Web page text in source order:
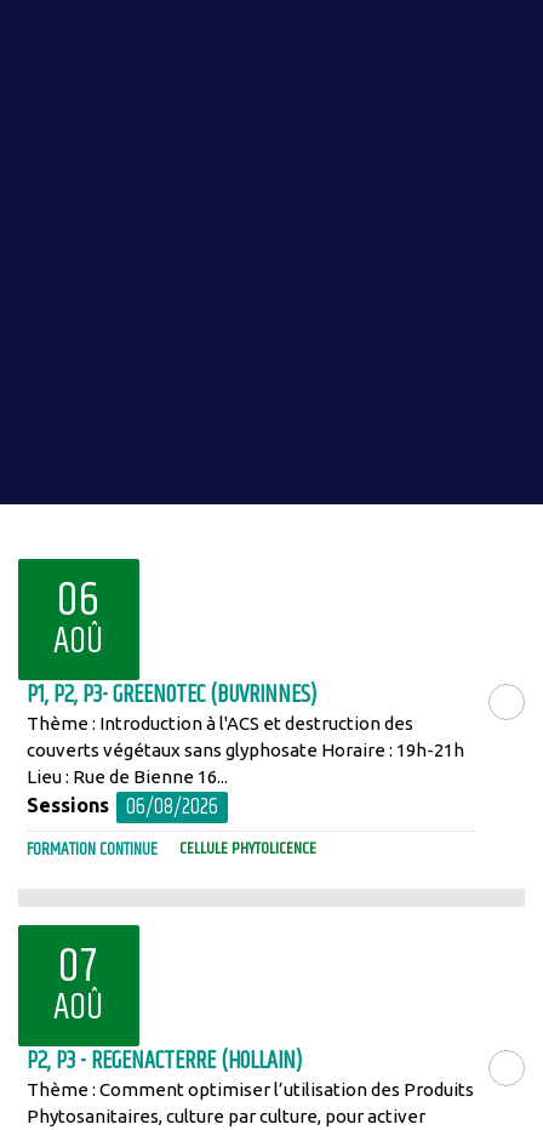
06
AOÛ
LIRE LA
P1, P2, P3- GREENOTEC (BUVRINNES)
Thème : Introduction à l'ACS et destruction des
couverts végétaux sans glyphosate Horaire : 19h-21h
Lieu : Rue de Bienne 16...
Sessions 06/08/2026
FORMATION CONTINUE CELLULE PHYTOLICENCE
07
AOÛ
LIRE LA
P2, P3 - REGENACTERRE (HOLLAIN)
Thème : Comment optimiser l’utilisation des Produits
Phytosanitaires, culture par culture, pour activer